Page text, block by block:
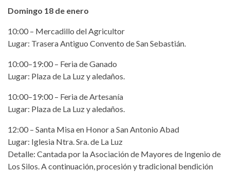
Domingo 18 de enero
10:00 – Mercadillo del Agricultor
Lugar: Trasera Antiguo Convento de San Sebastián.​
10:00–19:00 – Feria de Ganado
Lugar: Plaza de La Luz y aledaños.​
10:00–19:00 – Feria de Artesanía
Lugar: Plaza de La Luz y aledaños.​
12:00 – Santa Misa en Honor a San Antonio Abad
Lugar: Iglesia Ntra. Sra. de La Luz
Detalle: Cantada por la Asociación de Mayores de Ingenio de
Los Silos. A continuación, procesión y tradicional bendición